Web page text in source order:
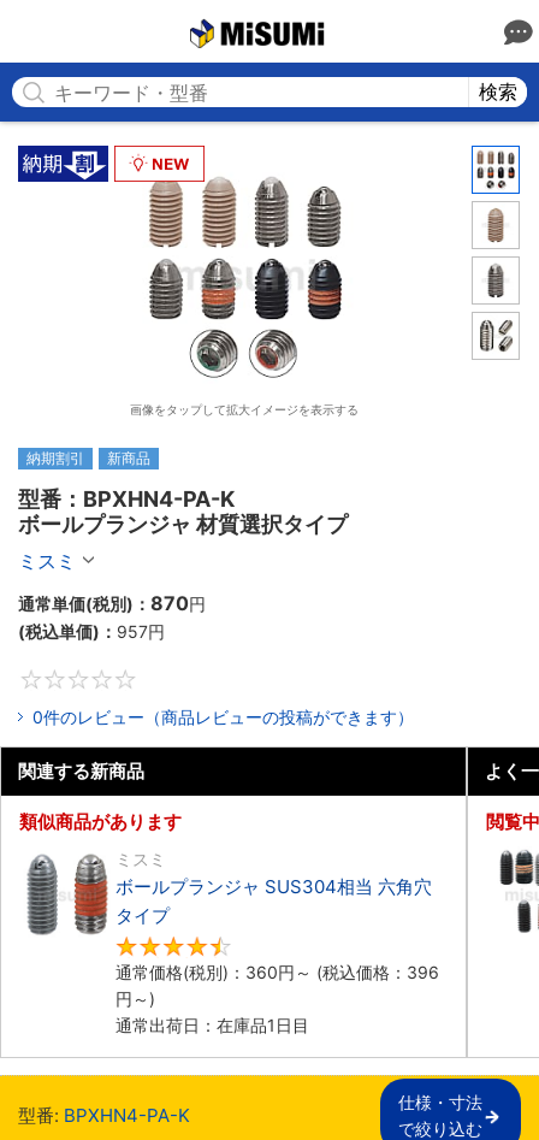
検索
画像をタップして拡大イメージを表示する
納期割引 新商品
型番：BPXHN4-PA-K
ボールプランジャ 材質選択タイプ
ミスミ
通常単価(税別)： 870円
(税込単価)： 957円
0件のレビュー（商品レビューの投稿ができます）
関連する新商品
類似商品があります
ミスミ
ボールプランジャ SUS304相当 六角穴
タイプ​
通常価格(税別)： 360円 ～ (税込価格： 396
円 ～)
通常出荷日：在庫品1日目
よく
閲覧
型番: BPXHN4-PA-K
仕様・寸法
で絞り込む